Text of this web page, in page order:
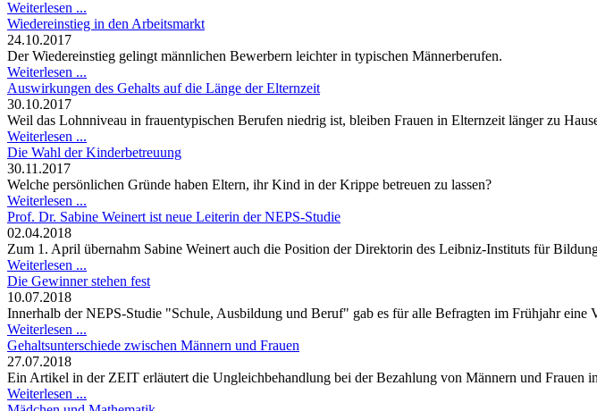
Weiterlesen ...
Wiedereinstieg in den Arbeitsmarkt
24.10.2017
Der Wiedereinstieg gelingt männlichen Bewerbern leichter in typischen Männerberufen.
Weiterlesen ...
Auswirkungen des Gehalts auf die Länge der Elternzeit
30.10.2017
Weil das Lohnniveau in frauentypischen Berufen niedrig ist, bleiben Frauen in Elternzeit länger zu
Weiterlesen ...
Die Wahl der Kinderbetreuung
30.11.2017
Welche persönlichen Gründe haben Eltern, ihr Kind in der Krippe betreuen zu lassen?
Weiterlesen ...
Prof. Dr. Sabine Weinert ist neue Leiterin der NEPS-Studie
02.04.2018
Zum 1. April übernahm Sabine Weinert auch die Position der Direktorin des Leibniz-Instituts für
Weiterlesen ...
Die Gewinner stehen fest
10.07.2018
Innerhalb der NEPS-Studie "Schule, Ausbildung und Beruf" gab es für alle Befragten im Frühjahr
Weiterlesen ...
Gehaltsunterschiede zwischen Männern und Frauen
27.07.2018
Ein Artikel in der ZEIT erläutert die Ungleichbehandlung bei der Bezahlung von Männern und Frauen
Weiterlesen ...